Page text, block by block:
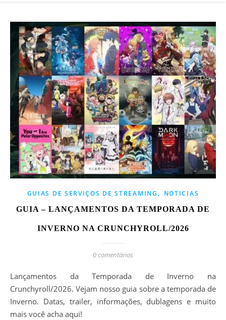
GUIAS DE SERVIÇOS DE STREAMING , NOTICIAS
GUIA – LANÇAMENTOS DA TEMPORADA DE
INVERNO NA CRUNCHYROLL/2026
0 comentários
Lançamentos da Temporada de Inverno na
Crunchyroll/2026. Vejam nosso guia sobre a temporada de
Inverno. Datas, trailer, informações, dublagens e muito
mais você acha aqui!